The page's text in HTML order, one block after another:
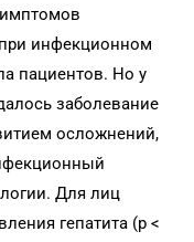
инфекционном
пациентов. Но у
заболевание
осложнений,
Для лиц
гепатита (р <